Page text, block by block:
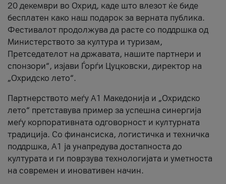
20 декември во Охрид, каде што влезот ќе биде
бесплатен како наш подарок за верната публика.
Фестивалот продолжува да расте со поддршка од
Министерството за култура и туризам,
Претседателот на државата, нашите партнери и
спонзори“, изјави Ѓорѓи Цуцковски, директор на
„Охридско лето“.
Партнерството меѓу A1 Македонија и „Охридско
лето“ претставува пример за успешна синергија
меѓу корпоративната одговорност и културната
традиција. Со финансиска, логистичка и техничка
поддршка, A1 ја унапредува достапноста до
културата и ги поврзува технологијата и уметноста
на современ и иновативен начин.